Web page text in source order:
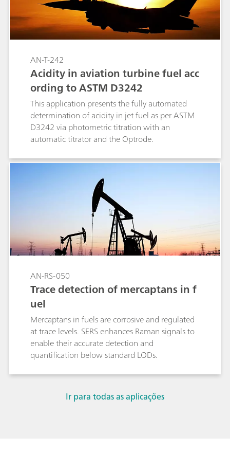
AN-T-242
Acidity in aviation turbine fuel acc
ording to ASTM D3242
This application presents the fully automated
determination of acidity in jet fuel as per ASTM
D3242 via photometric titration with an
automatic titrator and the Optrode.
AN-RS-050
Trace detection of mercaptans in f
uel
Mercaptans in fuels are corrosive and regulated
at trace levels. SERS enhances Raman signals to
enable their accurate detection and
quantification below standard LODs.
Ir para todas as aplicações